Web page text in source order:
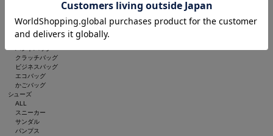
ショルダーバッグ
トートバッグ
バックパック/リュック
ハンドバッグ
クラッチバッグ
ビジネスバッグ
エコバッグ
かごバッグ
シューズ
ALL
スニーカー
サンダル
パンプス